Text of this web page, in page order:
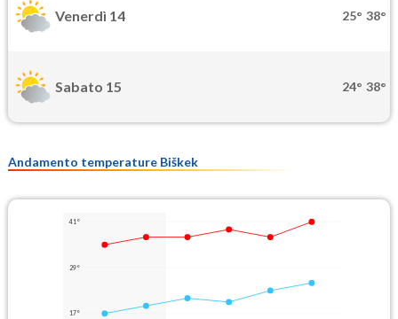
Venerdì 14 25° 38°
Sabato 15 24° 38°
Andamento temperature Biškek
41°
29°
17°